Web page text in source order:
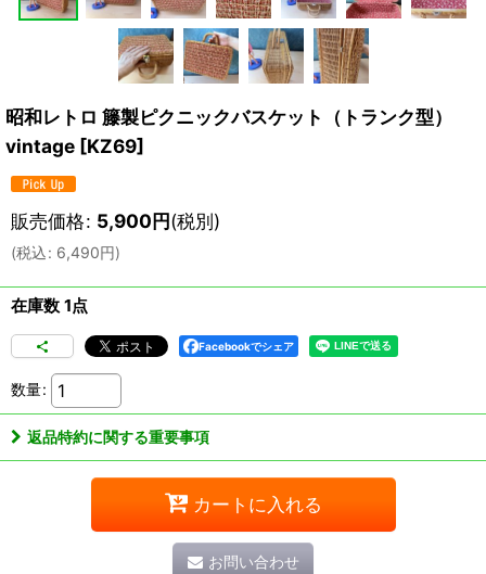
昭和レトロ 籐製ピクニックバスケット（トランク型）
vintage [KZ69]
販売価格: 5,900円(税別)
(税込: 6,490円)
在庫数 1点
Facebookでシェア
数量:
返品特約に関する重要事項
カートに入れる
お問い合わせ